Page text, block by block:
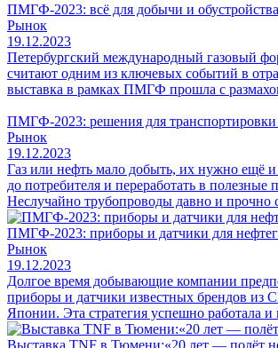
ПМГФ-2023: всё для добычи и
Рынок
19.12.2023
Петербургский международный газовый
считают одним из ключевых событий в
выставка в рамках ПМГФ прошла с
ПМГФ-2023: решения для транспортировки
Рынок
19.12.2023
Газ или нефть мало добыть, их нужно ещё и
до потребителя и переработать в полезные
Неслучайно трубопроводы давно и прочно
ПМГФ-2023: приборы и датчики для
Рынок
19.12.2023
Долгое время добывающие компании
приборы и датчики известных брендов
Японии. Эта стратегия успешно работала и
Выставка TNF в Тюмени:«20 лет — полёт